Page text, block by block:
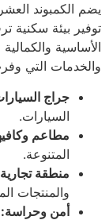
يضم الكمبوند
توفير بيئة سكنية
الأساسية
والخدمات التي
جراج
السيارات.
مطاعم
المتنوعة.
منطقة
والمنتجات
أمن وحراسة: